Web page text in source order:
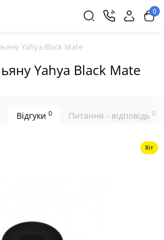
0
Yahya Black Mate
Yahya Black Mate
Відгуки 0 Питання - відповідь 0
Хіт